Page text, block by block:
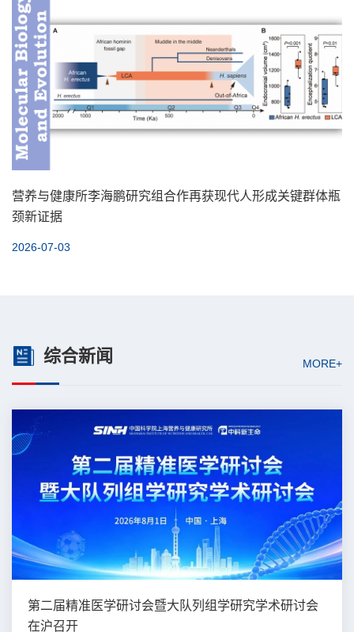
营养与健康所李海鹏研究组合作再获现代人形成关键群体瓶
颈新证据
2026-07-03
综合新闻 MORE+
第二届精准医学研讨会暨大队列组学研究学术研讨会
在沪召开